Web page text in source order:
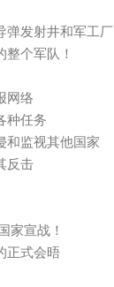
弹发射井和军工厂
个军队！
网络
种任务
和监视其他国家
反击
家宣战！
正式会晤